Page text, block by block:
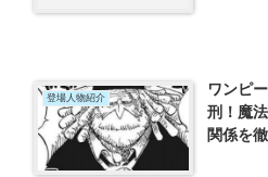
登場人物紹介
ワンピ
刑！魔
関係を